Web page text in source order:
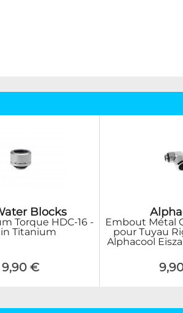
Blocks
Torque HDC-16 -
Titanium
9,90 €
Embout Métal
pour Tuyau
Alphacool